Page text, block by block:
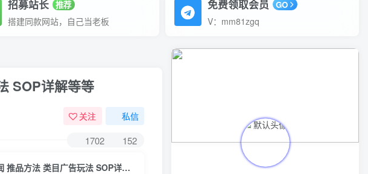
招募站长 推荐
搭建同款网站，自己当老板
免费领取会员 GO
V：mm81zgq
SOP详解等等
关注 私信
1702 152
（4879期）亚马逊打造爆款秘诀：高客单 高利润 推品方法 类目广告玩法 SOP详解等等